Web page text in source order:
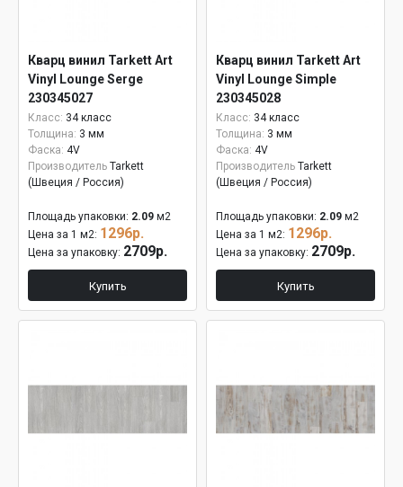
Кварц винил Tarkett Art
Vinyl Lounge Serge
230345027
Класс: 34 класс
Толщина: 3 мм
Фаска: 4V
Производитель Tarkett
(Швеция / Россия)
Площадь упаковки: 2.09 м2
Цена за 1 м2: 1296р.
Цена за упаковку: 2709р.
Купить
Кварц винил Tarkett Art
Vinyl Lounge Simple
230345028
Класс: 34 класс
Толщина: 3 мм
Фаска: 4V
Производитель Tarkett
(Швеция / Россия)
Площадь упаковки: 2.09 м2
Цена за 1 м2: 1296р.
Цена за упаковку: 2709р.
Купить